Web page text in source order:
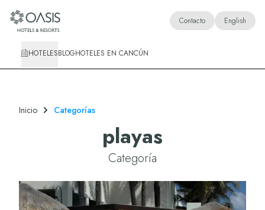
Oasis Hotels & Resorts Contacto English
HOTELESBLOGHOTELES EN CANCÚN
Inicio Categorías
playas
Categoría